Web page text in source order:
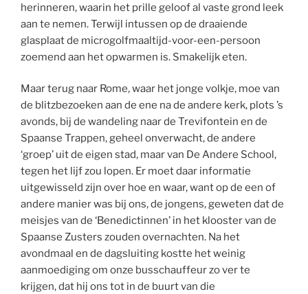
herinneren, waarin het prille geloof al vaste grond leek
aan te nemen. Terwijl intussen op de draaiende
glasplaat de microgolfmaaltijd-voor-een-persoon
zoemend aan het opwarmen is. Smakelijk eten.
Maar terug naar Rome, waar het jonge volkje, moe van
de blitzbezoeken aan de ene na de andere kerk, plots ’s
avonds, bij de wandeling naar de Trevifontein en de
Spaanse Trappen, geheel onverwacht, de andere
‘groep’ uit de eigen stad, maar van De Andere School,
tegen het lijf zou lopen. Er moet daar informatie
uitgewisseld zijn over hoe en waar, want op de een of
andere manier was bij ons, de jongens, geweten dat de
meisjes van de ‘Benedictinnen’ in het klooster van de
Spaanse Zusters zouden overnachten. Na het
avondmaal en de dagsluiting kostte het weinig
aanmoediging om onze busschauffeur zo ver te
krijgen, dat hij ons tot in de buurt van die